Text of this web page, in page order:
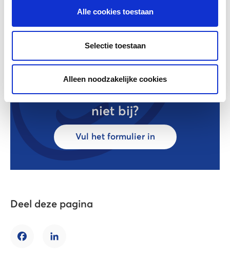
Alle cookies toestaan
Selectie toestaan
Alleen noodzakelijke cookies
Staat je vraag er
niet bij?
Vul het formulier in
Deel deze pagina
FacebookLinkedIn